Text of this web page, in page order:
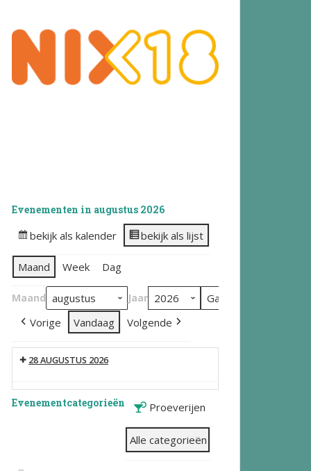
Evenementen in augustus 2026
bekijk als kalender bekijk als lijst
Maand Week Dag
Maand Jaar
Vorige Vandaag Volgende
28 AUGUSTUS 2026
Evenementcategorieën Proeverijen
Alle categorieën